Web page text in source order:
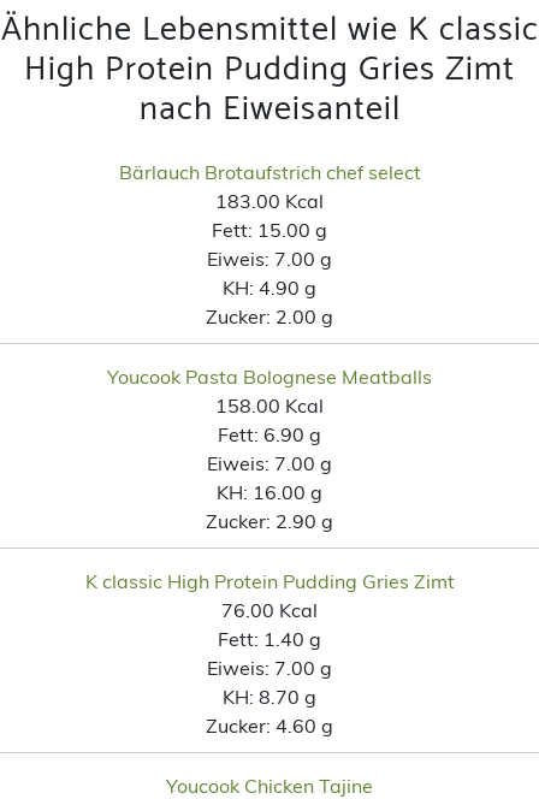
Ähnliche Lebensmittel wie K classic
High Protein Pudding Gries Zimt
nach Eiweisanteil
Bärlauch Brotaufstrich chef select
183.00 Kcal
Fett: 15.00 g
Eiweis: 7.00 g
KH: 4.90 g
Zucker: 2.00 g
Youcook Pasta Bolognese Meatballs
158.00 Kcal
Fett: 6.90 g
Eiweis: 7.00 g
KH: 16.00 g
Zucker: 2.90 g
K classic High Protein Pudding Gries Zimt
76.00 Kcal
Fett: 1.40 g
Eiweis: 7.00 g
KH: 8.70 g
Zucker: 4.60 g
Youcook Chicken Tajine